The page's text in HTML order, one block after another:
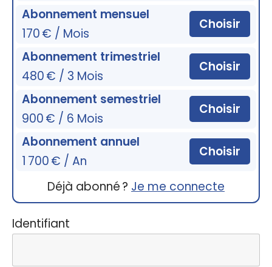
Abonnement mensuel
170 € / Mois
Choisir
Abonnement trimestriel
480 € / 3 Mois
Choisir
Abonnement semestriel
900 € / 6 Mois
Choisir
Abonnement annuel
1 700 € / An
Choisir
Déjà abonné ? Je me connecte
Identifiant